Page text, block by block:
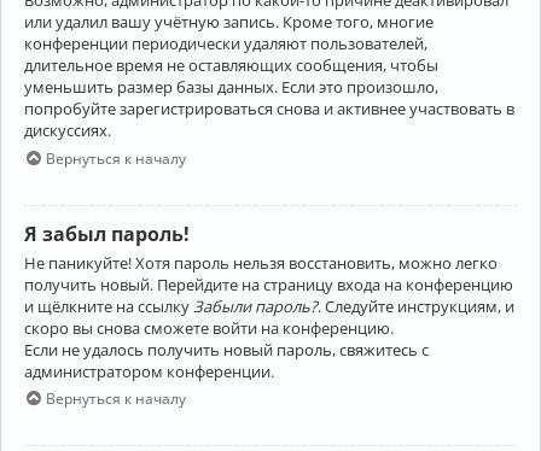
или удалил вашу учётную запись. Кроме того, многие
конференции периодически удаляют пользователей,
длительное время не оставляющих сообщения, чтобы
уменьшить размер базы данных. Если это произошло,
попробуйте зарегистрироваться снова и активнее участвовать в
дискуссиях.
Вернуться к началу
Я забыл пароль!
Не паникуйте! Хотя пароль нельзя восстановить, можно легко
получить новый. Перейдите на страницу входа на конференцию
и щёлкните на ссылку Забыли пароль?. Следуйте инструкциям, и
скоро вы снова сможете войти на конференцию.
Если не удалось получить новый пароль, свяжитесь с
администратором конференции.
Вернуться к началу